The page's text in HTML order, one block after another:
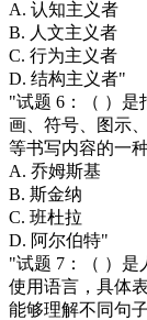
A. 认知主义者
B. 人文主义者
C. 行为主义者
D. 结构主义者"
"试题 6：（ ）是
画、符号、图示
等书写内容的一
A. 乔姆斯基
B. 斯金纳
C. 班杜拉
D. 阿尔伯特"
"试题 7：（ ）是
使用语言，具体
能够理解不同句